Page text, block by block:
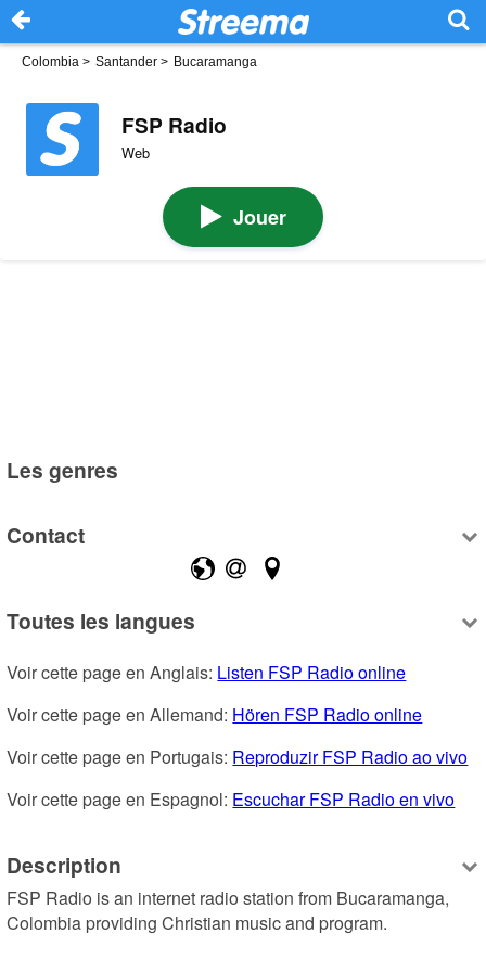
Colombia > Santander > Bucaramanga
FSP Radio
Web
Jouer
Les genres
Contact
Toutes les langues
Voir cette page en Anglais: Listen FSP Radio online
Voir cette page en Allemand: Hören FSP Radio online
Voir cette page en Portugais: Reproduzir FSP Radio ao vivo
Voir cette page en Espagnol: Escuchar FSP Radio en vivo
Description
FSP Radio is an internet radio station from Bucaramanga,
Colombia providing Christian music and program.